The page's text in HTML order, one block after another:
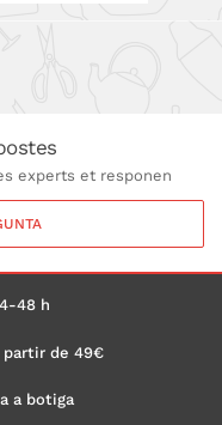
experts et responen
48 h
partir de 49€
a botiga